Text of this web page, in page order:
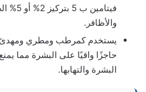
والأظافر.
يستخدم كمرطب ومطري ومهدئ
حاجزًا واقيًا على البشرة مما
البشرة والتهابها.